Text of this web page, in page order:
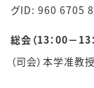
グID: 960 6705
総会（13：00－13
（司会）本学准教授